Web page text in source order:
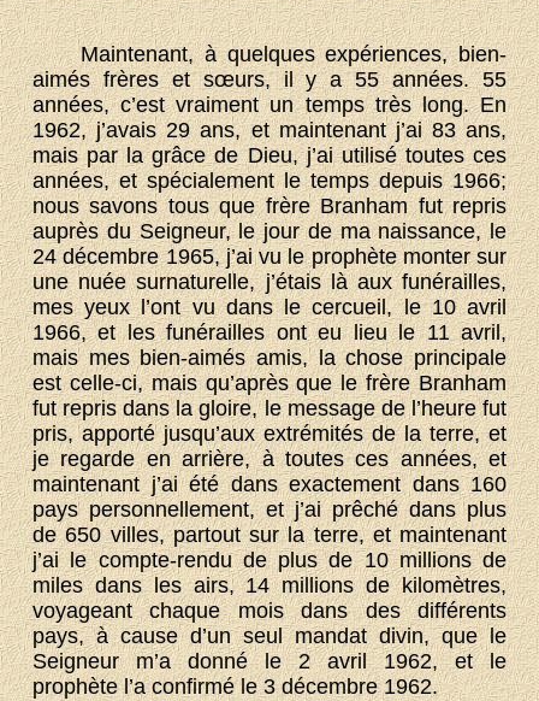
Maintenant, à quelques expériences, bien-
aimés frères et sœurs, il y a 55 années. 55
années, c’est vraiment un temps très long. En
1962, j’avais 29 ans, et maintenant j’ai 83 ans,
mais par la grâce de Dieu, j’ai utilisé toutes ces
années, et spécialement le temps depuis 1966;
nous savons tous que frère Branham fut repris
auprès du Seigneur, le jour de ma naissance, le
24 décembre 1965, j’ai vu le prophète monter sur
une nuée surnaturelle, j’étais là aux funérailles,
mes yeux l’ont vu dans le cercueil, le 10 avril
1966, et les funérailles ont eu lieu le 11 avril,
mais mes bien-aimés amis, la chose principale
est celle-ci, mais qu’après que le frère Branham
fut repris dans la gloire, le message de l’heure fut
pris, apporté jusqu’aux extrémités de la terre, et
je regarde en arrière, à toutes ces années, et
maintenant j’ai été dans exactement dans 160
pays personnellement, et j’ai prêché dans plus
de 650 villes, partout sur la terre, et maintenant
j’ai le compte-rendu de plus de 10 millions de
miles dans les airs, 14 millions de kilomètres,
voyageant chaque mois dans des différents
pays, à cause d’un seul mandat divin, que le
Seigneur m’a donné le 2 avril 1962, et le
prophète l’a confirmé le 3 décembre 1962.